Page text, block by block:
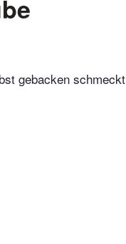
gebacken schmeckt